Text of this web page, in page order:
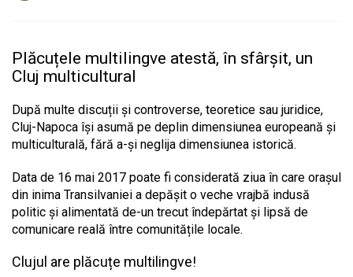
Plăcuțele multilingve atestă, în sfârșit, un
Cluj multicultural
După multe discuții și controverse, teoretice sau juridice,
Cluj-Napoca își asumă pe deplin dimensiunea europeană și
multiculturală, fără a-și neglija dimensiunea istorică.
Data de 16 mai 2017 poate fi considerată ziua în care orașul
din inima Transilvaniei a depășit o veche vrajbă indusă
politic și alimentată de-un trecut îndepărtat și lipsă de
comunicare reală între comunitățile locale.
Clujul are plăcuțe multilingve!